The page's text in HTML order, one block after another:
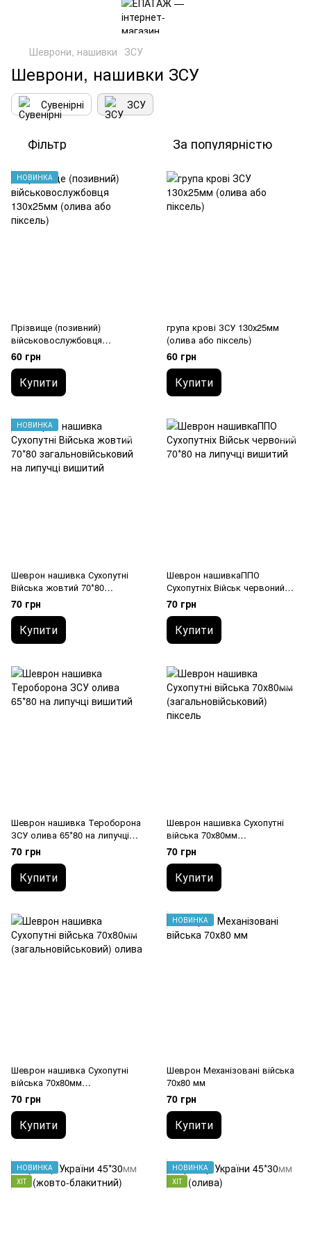
Шеврони, нашивки ЗСУ
Шеврони, нашивки ЗСУ
Сувенірні ЗСУ
Фільтр За популярністю
НОВИНКА
Прізвище (позивний)
військовослужбовця
130х25мм (олива або піксель)
60 грн
Купити
група крові ЗСУ 130х25мм
(олива або піксель)
60 грн
Купити
НОВИНКА
Шеврон нашивка Сухопутні
Війська жовтий 70*80
загальновійськовий на липучці
вишитий
70 грн
Купити
Шеврон нашивкаППО
Сухопутніх Військ червоний
70*80 на липучці вишитий
70 грн
Купити
Шеврон нашивка Тероборона
ЗСУ олива 65*80 на липучці
вишитий
70 грн
Купити
Шеврон нашивка Сухопутні
війська 70х80мм
(загальновійськовий) піксель
70 грн
Купити
Шеврон нашивка Сухопутні
війська 70х80мм
(загальновійськовий) олива
70 грн
Купити
НОВИНКА
Шеврон Механізовані війська
70х80 мм
70 грн
Купити
НОВИНКА
ХІТ
НОВИНКА
ХІТ